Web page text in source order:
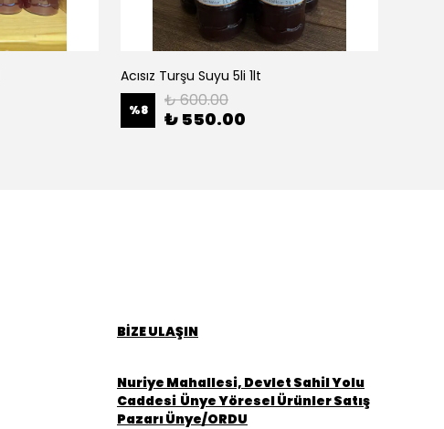
Acısız Turşu Suyu 5li 1lt
%8 ₺ 600.00
₺ 550.00
BİZE ULAŞIN
Nuriye Mahallesi, Devlet Sahil Yolu
Caddesi Ünye Yöresel Ürünler Satış
Pazarı Ünye/ORDU